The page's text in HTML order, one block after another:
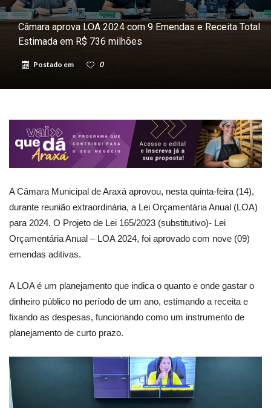
Câmara aprova LOA 2024 com 9 Emendas e Receita Total
Estimada em R$ 736 milhões
Postado em 0
A Câmara Municipal de Araxá aprovou, nesta quinta-feira (14),
durante reunião extraordinária, a Lei Orçamentária Anual (LOA)
para 2024. O Projeto de Lei 165/2023 (substitutivo)- Lei
Orçamentária Anual – LOA 2024, foi aprovado com nove (09)
emendas aditivas.
A LOA é um planejamento que indica o quanto e onde gastar o
dinheiro público no período de um ano, estimando a receita e
fixando as despesas, funcionando como um instrumento de
planejamento de curto prazo.